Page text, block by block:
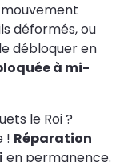
déformés, ou
débloquer en
à mi-
le Roi ?
! Réparation
en permanence.